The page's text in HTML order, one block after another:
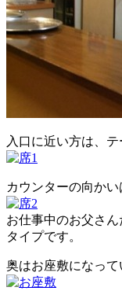
入口に近い方は、
カウンターの向か
お仕事中のお父さ
タイプです。
奥はお座敷になって